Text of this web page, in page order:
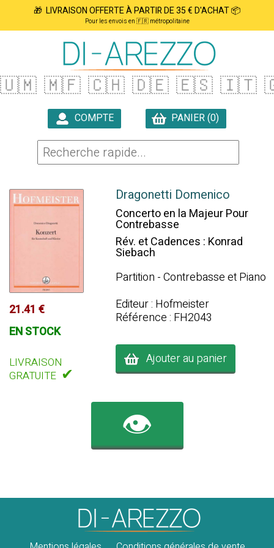
🎁 LIVRAISON OFFERTE À PARTIR DE 35 € D'ACHAT 📦
Pour les envois en 🇫🇷 métropolitaine
🇺🇲 🇲🇫 🇨🇭 🇩🇪 🇪🇸 🇮🇹
COMPTE
PANIER (0)
21.41 €
EN STOCK
LIVRAISON
GRATUITE ✔
Dragonetti Domenico
Concerto en la Majeur Pour
Contrebasse
Rév. et Cadences : Konrad
Siebach
Partition - Contrebasse et Piano
Editeur : Hofmeister
Référence : FH2043
Ajouter au panier
👁️